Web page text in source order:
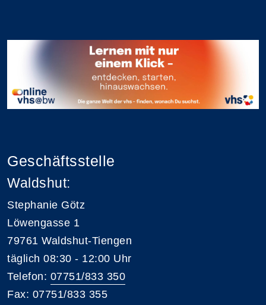
Geschäftsstelle
Waldshut:
Stephanie Götz
Löwengasse 1
79761 Waldshut-Tiengen
täglich 08:30 - 12:00 Uhr
Telefon: 07751/833 350
Fax: 07751/833 355